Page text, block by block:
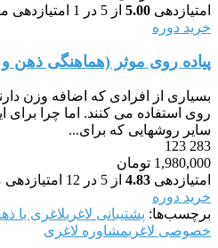
امتیازدهی 5.00 از 5 در 1 امتیازدهی
خرید دوره
پیاده روی موثر (هماهنگی ذهن
بسیاری از افرادی که اضافه وزن
روی استفاده می کنند. اما چرا برای
سایر روشهایی که برای...
283
123
1,980,000 تومان
امتیازدهی 4.83 از 5 در 12
خرید دوره
برچسب‌ها: پشتیبانی لاغریلاغری با
خصوصی لاغریمشاوره لاغری